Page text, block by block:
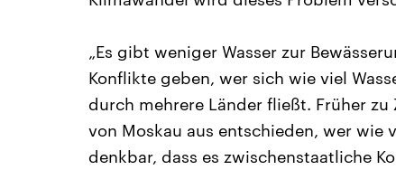
„Es gibt weniger Wasser zur
Konflikte geben, wer sich wie viel
durch mehrere Länder fließt. Früher
von Moskau aus entschieden, wer wie
denkbar, dass es zwischenstaatliche